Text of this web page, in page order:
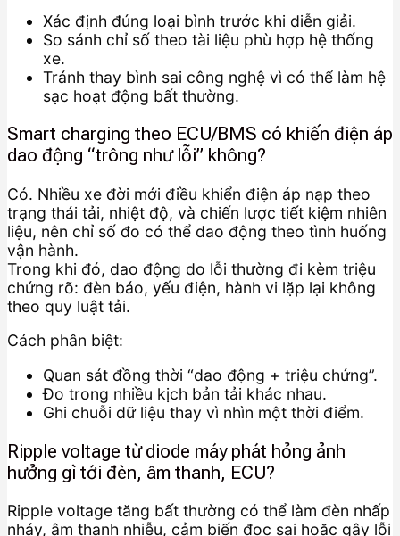
Xác định đúng loại bình trước khi diễn giải.
So sánh chỉ số theo tài liệu phù hợp hệ thống
xe.
Tránh thay bình sai công nghệ vì có thể làm hệ
sạc hoạt động bất thường.
Smart charging theo ECU/BMS có khiến điện áp
dao động “trông như lỗi” không?
Có. Nhiều xe đời mới điều khiển điện áp nạp theo
trạng thái tải, nhiệt độ, và chiến lược tiết kiệm nhiên
liệu, nên chỉ số đo có thể dao động theo tình huống
vận hành.
Trong khi đó, dao động do lỗi thường đi kèm triệu
chứng rõ: đèn báo, yếu điện, hành vi lặp lại không
theo quy luật tải.
Cách phân biệt:
Quan sát đồng thời “dao động + triệu chứng”.
Đo trong nhiều kịch bản tải khác nhau.
Ghi chuỗi dữ liệu thay vì nhìn một thời điểm.
Ripple voltage từ diode máy phát hỏng ảnh
hưởng gì tới đèn, âm thanh, ECU?
Ripple voltage tăng bất thường có thể làm đèn nhấp
nháy, âm thanh nhiễu, cảm biến đọc sai hoặc gây lỗi